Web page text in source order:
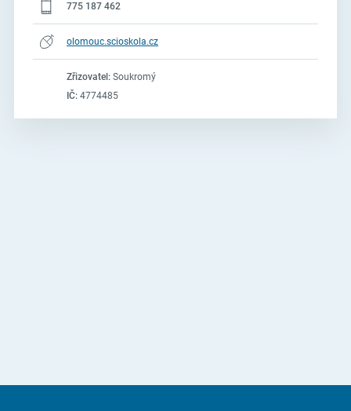
775 187 462
olomouc.scioskola.cz
Zřizovatel:Soukromý
IČ:4774485